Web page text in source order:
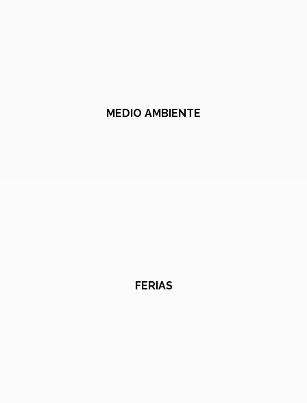
MEDIO AMBIENTE
FERIAS